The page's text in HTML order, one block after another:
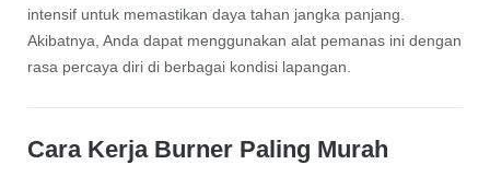
intensif untuk memastikan daya tahan jangka panjang.
Akibatnya, Anda dapat menggunakan alat pemanas ini dengan
rasa percaya diri di berbagai kondisi lapangan.
Cara Kerja Burner Paling Murah